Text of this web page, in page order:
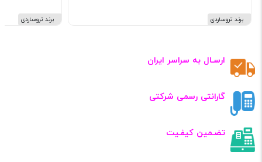
برند تروساردی برند تروساردی
ارسـال به سراسر ایران
گارانتی رسمی شرکتی
تضـمین کیفـیت